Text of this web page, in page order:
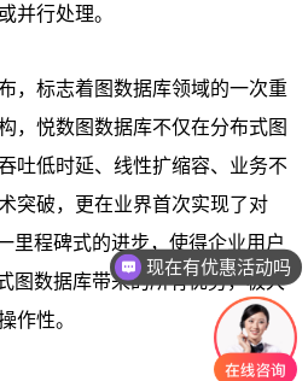
并行处理。
，标志着图数据库领域的一次重
，悦数图数据库不仅在分布式图
吐低时延、线性扩缩容、业务不
突破，更在业界首次实现了对
里程碑式的进步，使得企业用户
图数据库带来的所有优势，极大
作性。
现在有优惠活动吗